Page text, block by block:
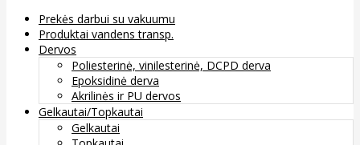
Prekės darbui su vakuumu
Produktai vandens transp.
Dervos
Poliesterinė, vinilesterinė, DCPD derva
Epoksidinė derva
Akrilinės ir PU dervos
Gelkautai/Topkautai
Gelkautai